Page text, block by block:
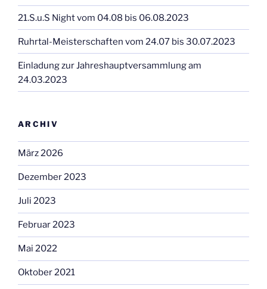
21.S.u.S Night vom 04.08 bis 06.08.2023
Ruhrtal-Meisterschaften vom 24.07 bis 30.07.2023
Einladung zur Jahreshauptversammlung am
24.03.2023
ARCHIV
März 2026
Dezember 2023
Juli 2023
Februar 2023
Mai 2022
Oktober 2021